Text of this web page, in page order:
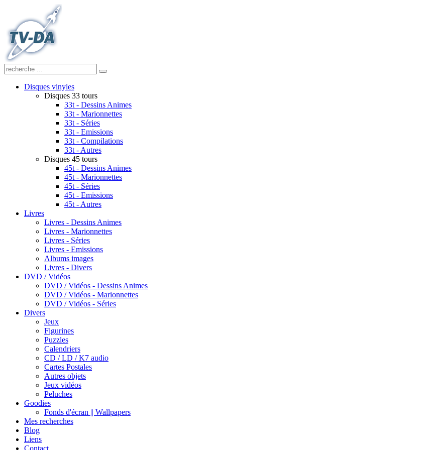
Disques vinyles
Disques 33 tours
33t - Dessins Animes
33t - Marionnettes
33t - Séries
33t - Emissions
33t - Compilations
33t - Autres
Disques 45 tours
45t - Dessins Animes
45t - Marionnettes
45t - Séries
45t - Emissions
45t - Autres
Livres
Livres - Dessins Animes
Livres - Marionnettes
Livres - Séries
Livres - Emissions
Albums images
Livres - Divers
DVD / Vidéos
DVD / Vidéos - Dessins Animes
DVD / Vidéos - Marionnettes
DVD / Vidéos - Séries
Divers
Jeux
Figurines
Puzzles
Calendriers
CD / LD / K7 audio
Cartes Postales
Autres objets
Jeux vidéos
Peluches
Goodies
Fonds d'écran || Wallpapers
Mes recherches
Blog
Liens
Contact